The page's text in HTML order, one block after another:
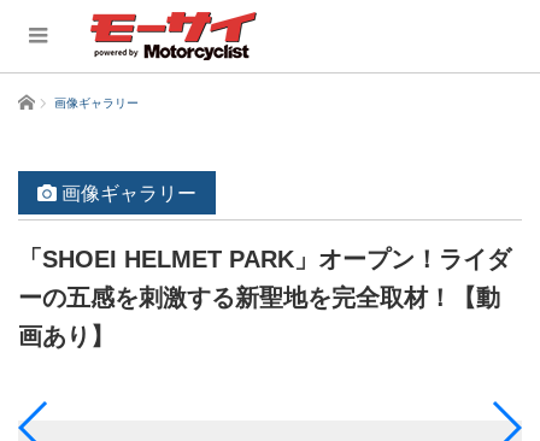
ホーム 画像ギャラリー
画像ギャラリー
「SHOEI HELMET PARK」オープン！ライダ
ーの五感を刺激する新聖地を完全取材！【動
画あり】